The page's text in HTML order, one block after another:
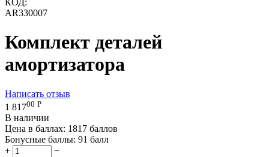
КОД:
AR330007
Комплект деталей
амортизатора
Написать отзыв
1 81700 Р
В наличии
Цена в баллах: 1817 баллов
Бонусные баллы: 91 балл
+
−